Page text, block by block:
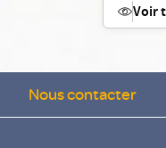
Voir
Nous contacter